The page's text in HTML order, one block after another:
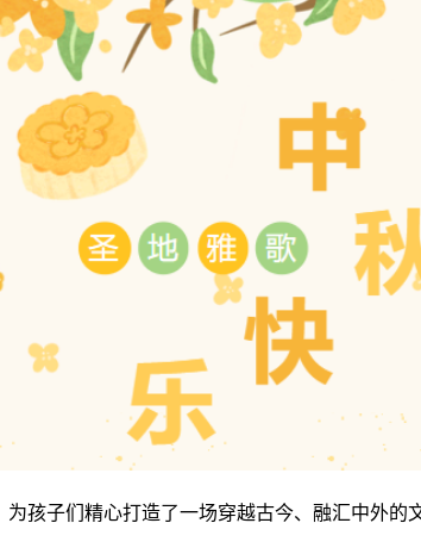
子们精心打造了一场穿越古今、融汇中外的